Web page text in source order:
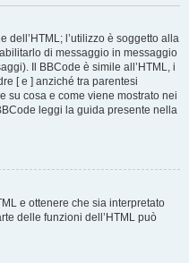
dell’HTML; l’utilizzo è soggetto alla
di messaggio in messaggio
Il BBCode è simile all’HTML, i
[ e ] anziché tra parentesi
su cosa e come viene mostrato nei
leggi la guida presente nella
e ottenere che sia interpretato
delle funzioni dell’HTML può